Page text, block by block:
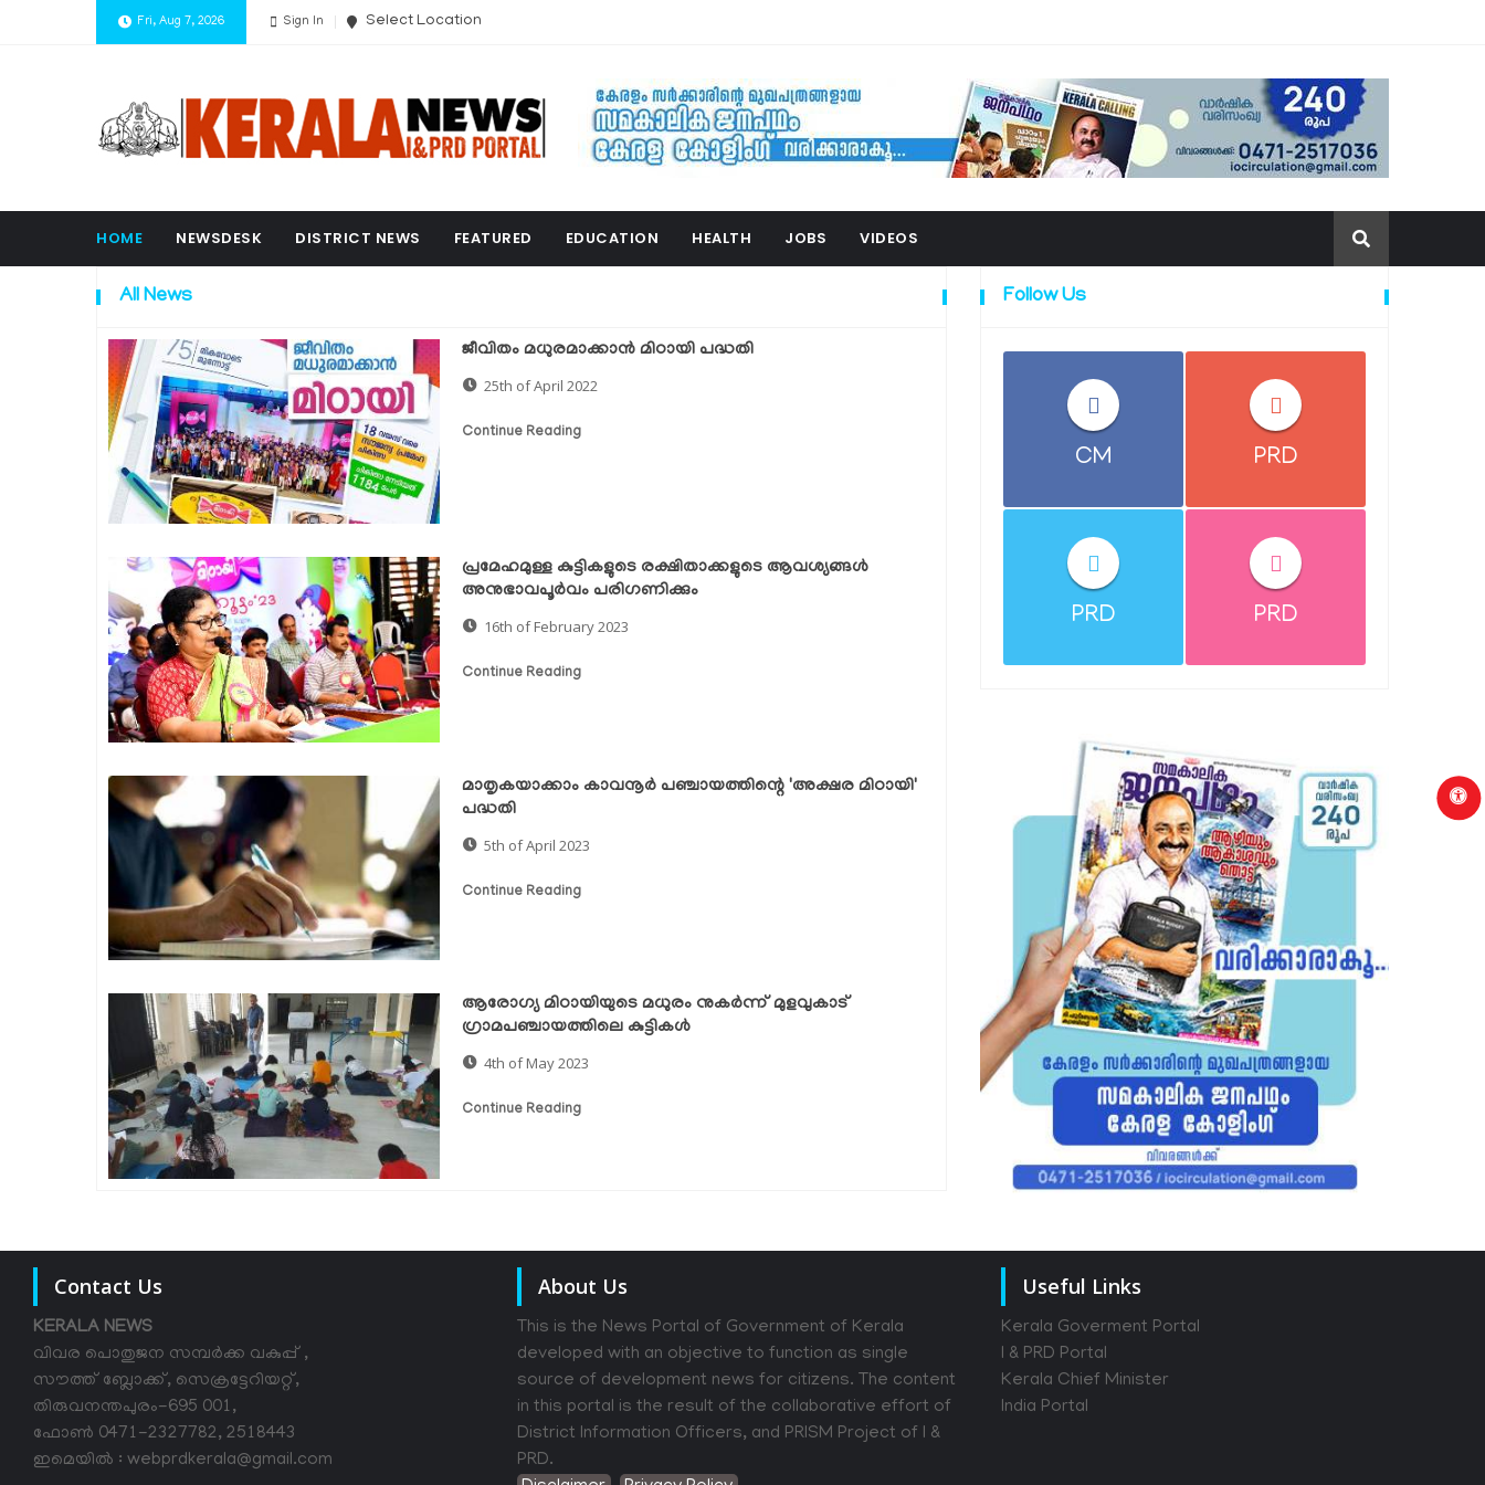
Fri, Aug 7, 2026 Sign In Select Location
HOME NEWSDESK DISTRICT NEWS FEATURED EDUCATION HEALTH JOBS VIDEOS
All News
ജീവിതം മധുരമാക്കാൻ മിഠായി പദ്ധതി
25th of April 2022
Continue Reading
പ്രമേഹമുള്ള കുട്ടികളുടെ രക്ഷിതാക്കളുടെ ആവശ്യങ്ങൾ
അനുഭാവപൂർവം പരിഗണിക്കും
16th of February 2023
Continue Reading
മാതൃകയാക്കാം കാവനൂർ പഞ്ചായത്തിന്റെ 'അക്ഷര മിഠായി'
പദ്ധതി
5th of April 2023
Continue Reading
ആരോഗ്യ മിഠായിയുടെ മധുരം നുകർന്ന് മുളവുകാട്
ഗ്രാമപഞ്ചായത്തിലെ കുട്ടികൾ
4th of May 2023
Continue Reading
Follow Us
CM PRD
PRD PRD
Contact Us
KERALA NEWS
വിവര പൊതുജന സമ്പര്‍ക്ക വകുപ്പ് ,
സൗത്ത് ബ്ലോക്ക്, സെക്രട്ടേറിയറ്റ്,
തിരുവനന്തപുരം-695 001,
ഫോൺ 0471-2327782, 2518443
ഇമെയിൽ : webprdkerala@gmail.com
About Us
This is the News Portal of Government of Kerala
developed with an objective to function as single
source of development news for citizens. The content
in this portal is the result of the collaborative effort of
District Information Officers, and PRISM Project of I &
PRD.
Useful Links
Kerala Goverment Portal
I & PRD Portal
Kerala Chief Minister
India Portal